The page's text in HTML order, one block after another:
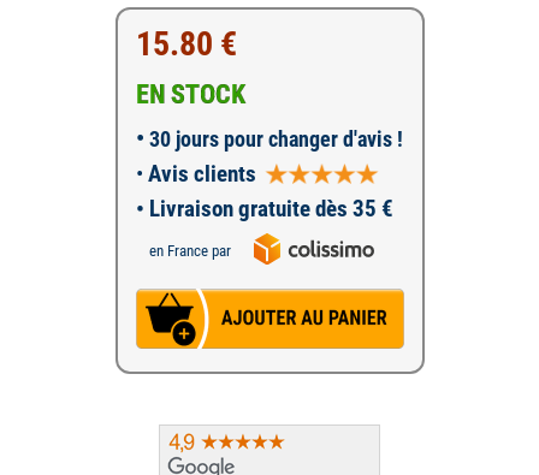
15.80 €
EN STOCK
• 30 jours pour changer d'avis !
• Avis clients
• Livraison gratuite dès 35 €
en France par